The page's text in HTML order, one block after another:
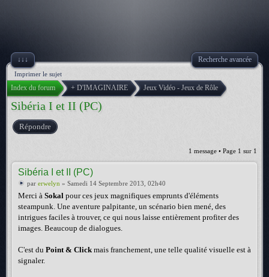
↓↓↓ Recherche avancée
Imprimer le sujet
Index du forum + D'IMAGINAIRE Jeux Vidéo - Jeux de Rôle
Sibéria I et II (PC)
Répondre
1 message • Page 1 sur 1
Sibéria I et II (PC)
par erwelyn » Samedi 14 Septembre 2013, 02h40
Merci à Sokal pour ces jeux magnifiques emprunts d'éléments
steampunk. Une aventure palpitante, un scénario bien mené, des
intrigues faciles à trouver, ce qui nous laisse entièrement profiter des
images. Beaucoup de dialogues.
C'est du Point & Click mais franchement, une telle qualité visuelle est à
signaler.